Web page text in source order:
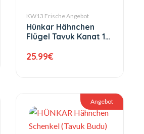
KW13 Frische Angebot
Hünkar Hähnchen
Flügel Tavuk Kanat 10
25.99€
Angebot